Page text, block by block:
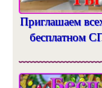
Приглашаем
бесплатном